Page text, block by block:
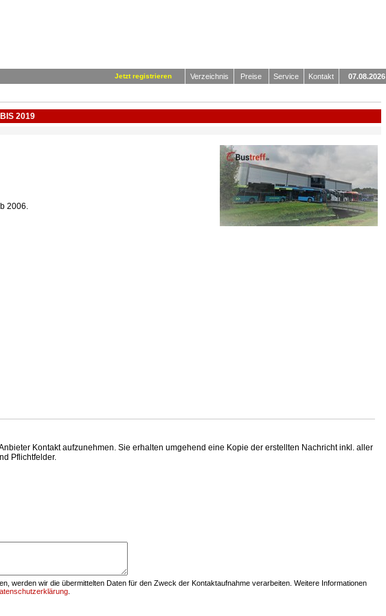
Jetzt registrieren Verzeichnis Preise Service Kontakt 07.08.2026
2019
2006.
Kontakt aufzunehmen. Sie erhalten umgehend eine Kopie der erstellten Nachricht inkl. aller
Pflichtfelder.
werden wir die übermittelten Daten für den Zweck der Kontaktaufnahme verarbeiten. Weitere Informationen